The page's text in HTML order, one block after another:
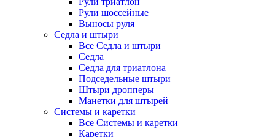
Рули шоссейные
Выносы руля
Седла и штыри
Все Седла и штыри
Седла
Седла для триатлона
Подседельные штыри
Штыри дропперы
Манетки для штырей
Системы и каретки
Все Системы и каретки
Каретки